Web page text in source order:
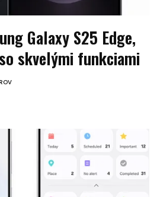
Galaxy S25 Edge,
skvelými funkciami